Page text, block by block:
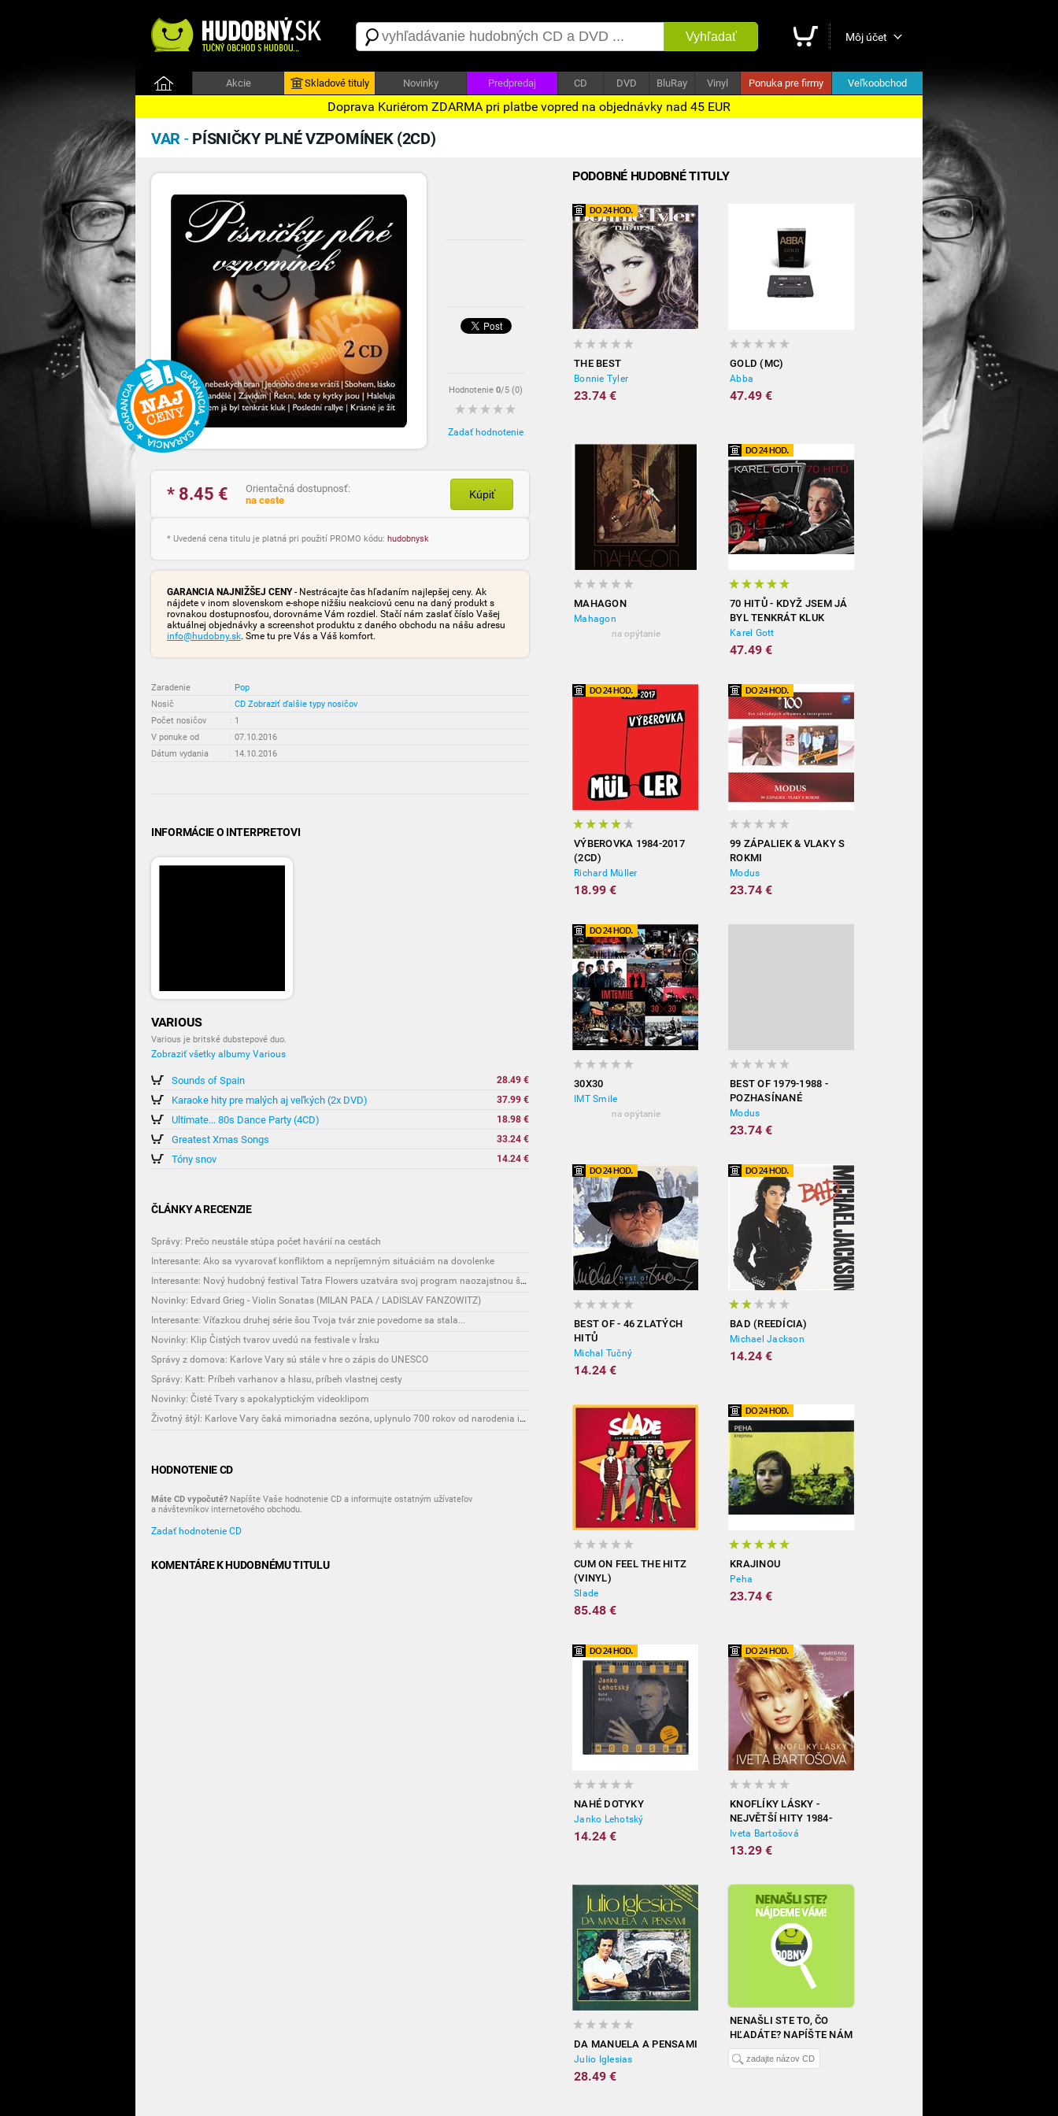
Vyhľadať Môj účet
Akcie Skladové tituly Novinky Predpredaj CD DVD BluRay Vinyl Ponuka pre firmy Veľkoobchod
Doprava Kuriérom ZDARMA pri platbe vopred na objednávky nad 45 EUR
VAR - PÍSNIČKY PLNÉ VZPOMÍNEK (2CD)
Hodnotenie 0/5 (0)
Zadať hodnotenie
* 8.45 €
Orientačná dostupnosť:
na ceste
Kúpiť
* Uvedená cena titulu je platná pri použití PROMO kódu: hudobnysk
GARANCIA NAJNIŽŠEJ CENY- Nestrácajte čas hľadaním najlepšej ceny. Ak
nájdete v inom slovenskom e-shope nižšiu neakciovú cenu na daný produkt s
rovnakou dostupnosťou, dorovnáme Vám rozdiel. Stačí nám zaslať číslo Vašej
aktuálnej objednávky a screenshot produktu z daného obchodu na nášu adresu
info@hudobny.sk. Sme tu pre Vás a Váš komfort.
Zaradenie : Pop
Nosič
: CD Zobraziť ďalšie typy nosičov
Počet nosičov
: 1
V ponuke od
: 07.10.2016
Dátum vydania
: 14.10.2016
INFORMÁCIE O INTERPRETOVI
VARIOUS
Various je britské dubstepové duo.
Zobraziť všetky albumy Various
Sounds of Spain 28.49 €
Karaoke hity pre malých aj veľkých (2x DVD) 37.99 €
Ultimate... 80s Dance Party (4CD) 18.98 €
Greatest Xmas Songs 33.24 €
Tóny snov 14.24 €
ČLÁNKY A RECENZIE
Správy: Prečo neustále stúpa počet havárií na cestách
Interesante: Ako sa vyvarovať konfliktom a nepríjemným situáciám na dovolenke
Interesante: Nový hudobný festival Tatra Flowers uzatvára svoj program naozajstnou špecialitou:
Novinky: Edvard Grieg - Violin Sonatas (MILAN PAĽA / LADISLAV FANZOWITZ)
Interesante: Víťazkou druhej série šou Tvoja tvár znie povedome sa stala...
Novinky: Klip Čistých tvarov uvedú na festivale v Írsku
Správy z domova: Karlove Vary sú stále v hre o zápis do UNESCO
Správy: Katt: Príbeh varhanov a hlasu, príbeh vlastnej cesty
Novinky: Čisté Tvary s apokalyptickým videoklipom
Životný štýl: Karlove Vary čaká mimoriadna sezóna, uplynulo 700 rokov od narodenia ich zakladateľa
HODNOTENIE CD
Máte CD vypočuté? Napíšte Vaše hodnotenie CD a informujte ostatným užívateľov
a návštevníkov internetového obchodu.
Zadať hodnotenie CD
KOMENTÁRE K HUDOBNÉMU TITULU
PODOBNÉ HUDOBNÉ TITULY
THE BEST
Bonnie Tyler
23.74 €
GOLD (MC)
Abba
47.49 €
MAHAGON
Mahagon
na opýtanie
70 HITŮ - KDYŽ JSEM JÁ
BYL TENKRÁT KLUK
(3CD)
Karel Gott
47.49 €
VÝBEROVKA 1984-2017
(2CD)
Richard Müller
18.99 €
99 ZÁPALIEK & VLAKY S
ROKMI
Modus
23.74 €
30X30
IMT Smile
na opýtanie
BEST OF 1979-1988 -
POZHASÍNANÉ
Modus
23.74 €
BEST OF - 46 ZLATÝCH
HITŮ
Michal Tučný
14.24 €
BAD (REEDÍCIA)
Michael Jackson
14.24 €
CUM ON FEEL THE HITZ
(VINYL)
Slade
85.48 €
KRAJINOU
Peha
23.74 €
NAHÉ DOTYKY
Janko Lehotský
14.24 €
KNOFLÍKY LÁSKY -
NEJVĚTŠÍ HITY 1984-
2012
Iveta Bartošová
13.29 €
DA MANUELA A PENSAMI
Julio Iglesias
28.49 €
NENAŠLI STE TO, ČO
HĽADÁTE? NAPÍŠTE NÁM